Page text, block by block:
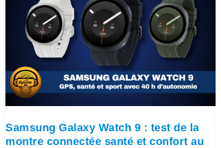
Samsung Galaxy Watch 9 : test de la
montre connectée santé et confort au